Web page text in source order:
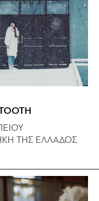
ΤΗΣ ΕΛΛΑΔΟΣ